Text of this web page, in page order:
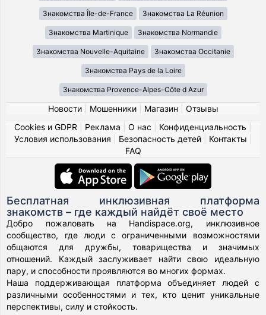
Знакомства Île-de-France Знакомства La Réunion
Знакомства Martinique Знакомства Normandie
Знакомства Nouvelle-Aquitaine Знакомства Occitanie
Знакомства Pays de la Loire
Знакомства Provence-Alpes-Côte d Azur
Новости| Мошенники| Магазин
Отзывы
Cookies и GDPR
Реклама О нас Конфиденциальность
Условия использования
Безопасность детей| Контакты
FAQ
Бесплатная инклюзивная платформа
знакомств – где каждый найдёт своё место
Добро пожаловать на Handispace.org, инклюзивное
сообщество, где люди с ограниченными возможностями
общаются для дружбы, товарищества и значимых
отношений. Каждый заслуживает найти свою идеальную
пару, и способности проявляются во многих формах.
Наша поддерживающая платформа объединяет людей с
различными особенностями и тех, кто ценит уникальные
перспективы, силу и стойкость.